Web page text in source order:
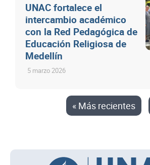
UNAC fortalece el
intercambio académico
con la Red Pedagógica de
Educación Religiosa de
Medellín
5 marzo 2026
« Más recientes